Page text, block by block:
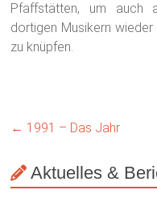
Pfaffstätten, um auch
dortigen Musikern
zu knüpfen.
← 1991 – Das Jahr
Aktuelles &